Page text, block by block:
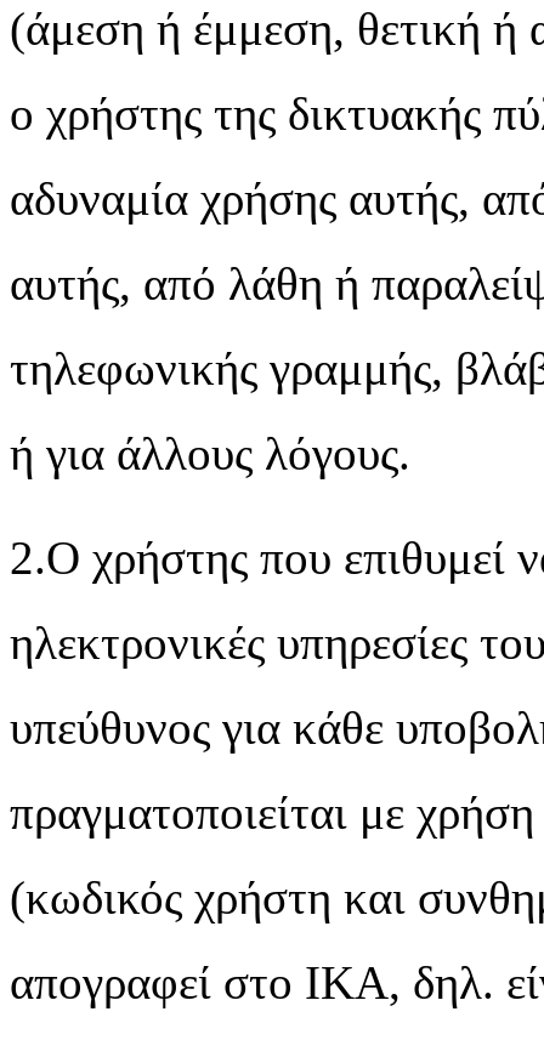
(άμεση ή έμμεση, θετική ή
ο χρήστης της δικτυακής
αδυναμία χρήσης αυτής,
αυτής, από λάθη ή
τηλεφωνικής γραμμής,
ή για άλλους λόγους.
2.Ο χρήστης που επιθυμεί
ηλεκτρονικές υπηρεσίες
υπεύθυνος για κάθε
πραγματοποιείται με
(κωδικός χρήστη και
απογραφεί στο ΙΚΑ, δηλ.